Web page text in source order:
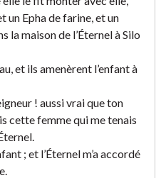
un Epha de farine, et un
la maison de l’Éternel à Silo
et ils amenèrent l’enfant à
! aussi vrai que ton
cette femme qui me tenais
; et l’Éternel m’a accordé